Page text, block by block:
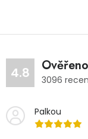
4.8 3096
Palkou